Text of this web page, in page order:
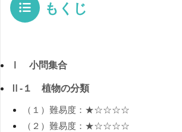
もくじ
Ⅰ 小問集合
Ⅱ-１ 植物の分類
（１）難易度：★☆☆☆☆
（２）難易度：★☆☆☆☆